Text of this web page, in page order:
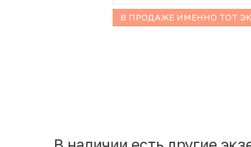
В ПРОДАЖЕ ИМЕННО ТОТ